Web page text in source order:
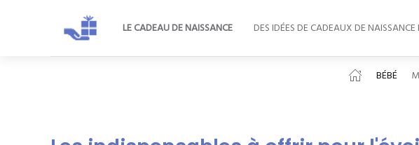
LE CADEAU DE NAISSANCE DES IDÉES DE CADEAUX DE
BÉBÉ